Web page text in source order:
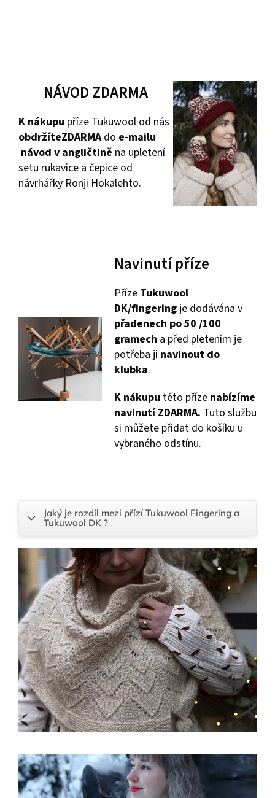
NÁVOD ZDARMA
K nákupu příze Tukuwool od nás
obdržíteZDARMAdo e-mailu
návod v angličtině na upletení
setu rukavice a čepice od
návrhářky Ronji Hokalehto.
Navinutí příze
Příze Tukuwool
DK/fingering je dodávána v
přadenech po 50 /100
gramech a před pletením je
potřeba ji navinout do
klubka.
K nákupu této příze nabízíme
navinutí ZDARMA. Tuto službu
si můžete přidat do košíku u
vybraného odstínu.
Jaký je rozdíl mezi přízí Tukuwool Fingering a
Tukuwool DK ?